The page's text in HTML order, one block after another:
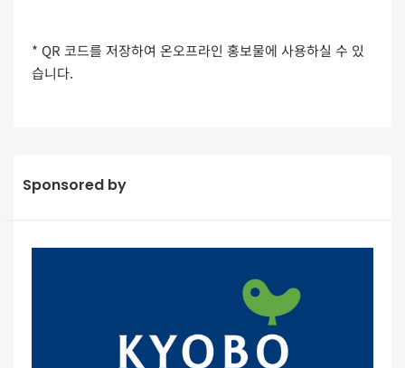
* QR 코드를 저장하여 온오프라인 홍보물에 사용하실 수 있
습니다.
Sponsored by